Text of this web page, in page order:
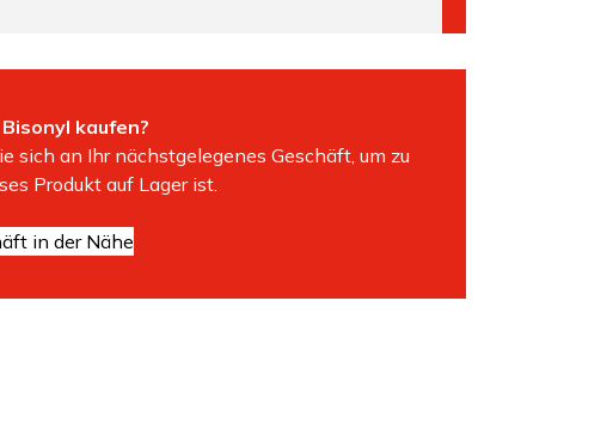
kaufen?
sich an Ihr nächstgelegenes Geschäft, um zu
Produkt auf Lager ist.
in der Nähe